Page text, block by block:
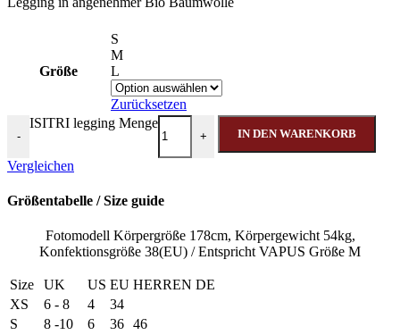
Größe
S
M
L
Zurücksetzen
-
ISITRI legging Menge
+ IN DEN WARENKORB
Vergleichen
Größentabelle / Size guide
Fotomodell Körpergröße 178cm, Körpergewicht 54kg,
Konfektionsgröße 38(EU) / Entspricht VAPUS Größe M
Size UK US EU HERREN DE
XS
6 - 8 4
34
S
8 -10 6 36 46